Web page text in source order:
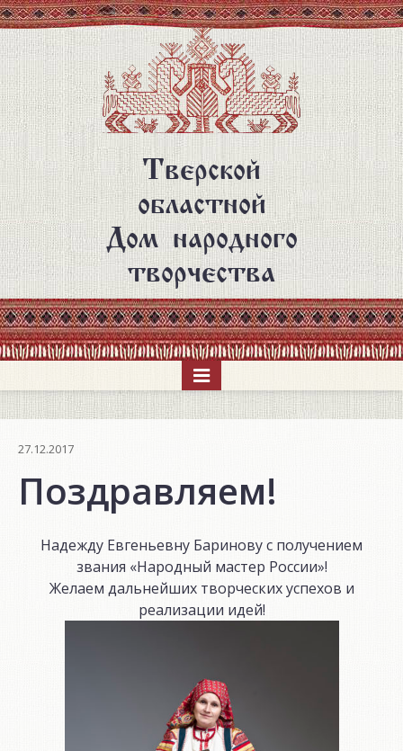
Перейти
к
основному
содержанию
Тверской
областной
Дом народного
творчества
27.12.2017
Поздравляем!
Надежду Евгеньевну Баринову с получением
звания «Народный мастер России»!
Желаем дальнейших творческих успехов и
реализации идей!